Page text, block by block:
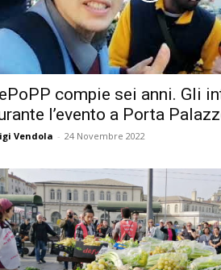
compie sei anni. Gli
l’evento a Porta
Vendola - 24 Novembre 2022